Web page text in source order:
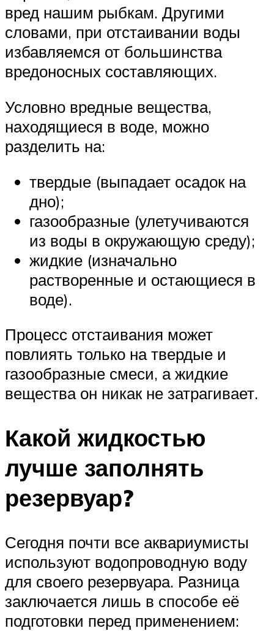
вред нашим рыбкам. Другими
словами, при отстаивании воды
избавляемся от большинства
вредоносных составляющих.
Условно вредные вещества,
находящиеся в воде, можно
разделить на:
твердые (выпадает осадок на
дно);
газообразные (улетучиваются
из воды в окружающую среду);
жидкие (изначально
растворенные и остающиеся в
воде).
Процесс отстаивания может
повлиять только на твердые и
газообразные смеси, а жидкие
вещества он никак не затрагивает.
Какой жидкостью
лучше заполнять
резервуар?
Сегодня почти все аквариумисты
используют водопроводную воду
для своего резервуара. Разница
заключается лишь в способе её
подготовки перед применением: